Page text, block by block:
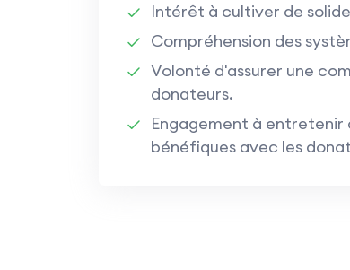
Intérêt à cultiver de
Compréhension des
Volonté d'assurer une
donateurs.
Engagement à
bénéfiques avec les